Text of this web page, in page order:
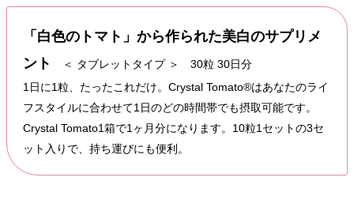
「白色のトマト」から作られた美白のサプリメ
ント
＜ タブレットタイプ ＞ 30粒 30日分
1日に1粒、たったこれだけ。Crystal Tomato®はあなたのライ
フスタイルに合わせて1日のどの時間帯でも摂取可能です。
Crystal Tomato1箱で1ヶ月分になります。10粒1セットの3セ
ット入りで、持ち運びにも便利。